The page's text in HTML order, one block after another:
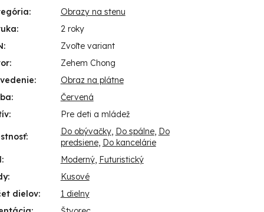
:
Obrazy na stenu
:
2 roky
:
Zvoľte variant
:
Zehem Chong
:
Obraz na plátne
:
Červená
: Pre deti a mládež
: Do obývačky, Do spálne, Do
predsiene, Do kancelárie
: Moderný, Futuristický
:
Kusové
dielov:
1 dielny